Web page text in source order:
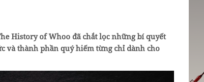
History of Whoo đã chắt lọc những bí quyết
và thành phần quý hiếm từng chỉ dành cho